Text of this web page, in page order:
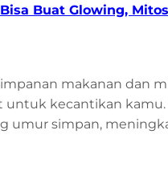
Buat Glowing,
makanan dan
kecantikan
simpan,